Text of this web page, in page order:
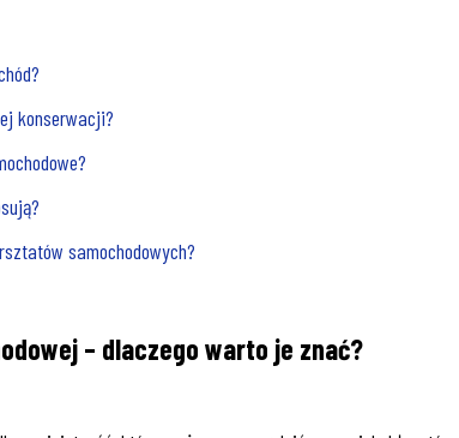
konserwacji?
samochodowych?
– dlaczego warto je znać?